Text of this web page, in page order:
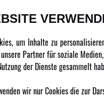
Ausführungen
um Inhalte zu
Partner für soziale
der Dienste gesammelt
wir nur Cookies die zur